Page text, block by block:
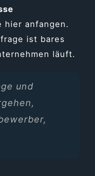
hier anfangen.
ist bares
läuft.
und